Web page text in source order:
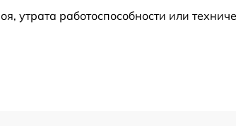
утрата работоспособности или